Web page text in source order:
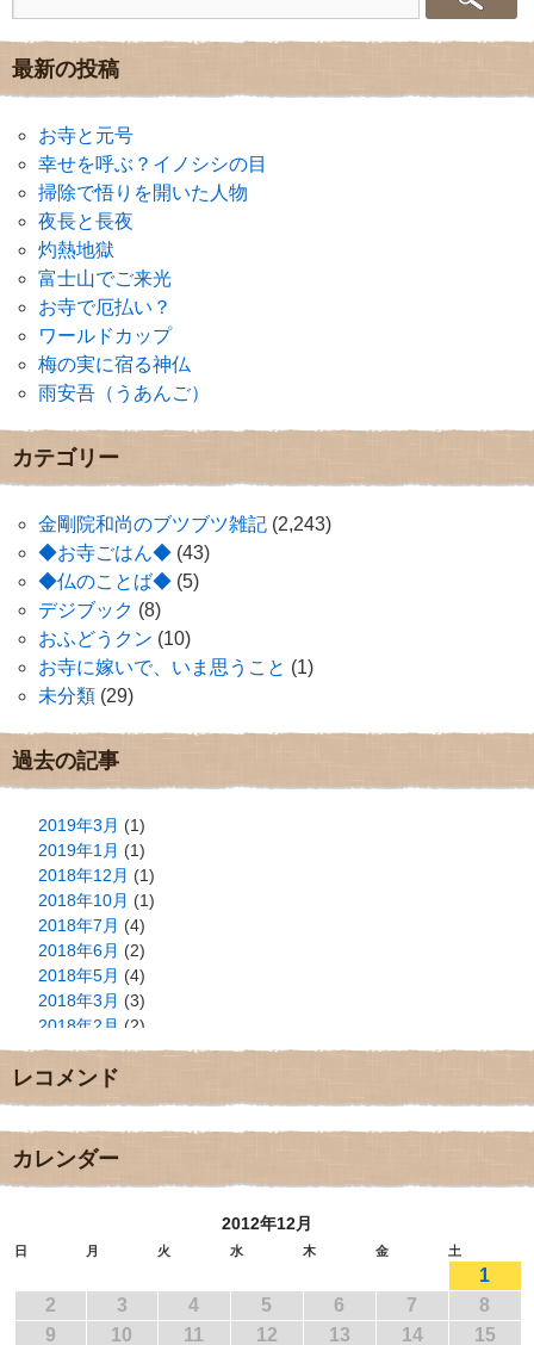
最新の投稿
お寺と元号
幸せを呼ぶ？イノシシの目
掃除で悟りを開いた人物
夜長と長夜
灼熱地獄
富士山でご来光
お寺で厄払い？
ワールドカップ
梅の実に宿る神仏
雨安吾（うあんご）
カテゴリー
金剛院和尚のブツブツ雑記 (2,243)
◆お寺ごはん◆ (43)
◆仏のことば◆ (5)
デジブック (8)
おふどうクン (10)
お寺に嫁いで、いま思うこと (1)
未分類 (29)
過去の記事
2019年3月 (1)
2019年1月 (1)
2018年12月 (1)
2018年10月 (1)
2018年7月 (4)
2018年6月 (2)
2018年5月 (4)
2018年3月 (3)
2018年2月 (2)
2018年1月(2)
2017年12月
2017年11月(3)
2017年9月
2017年8月
2017年5月
2017年3月(1)
2017年2月(1)
レコメンド
カレンダー
2012年12月
日 月 火 水 木 金 土
1
2
3 4 5 6 7
8
9
10 11 12 13 14 15